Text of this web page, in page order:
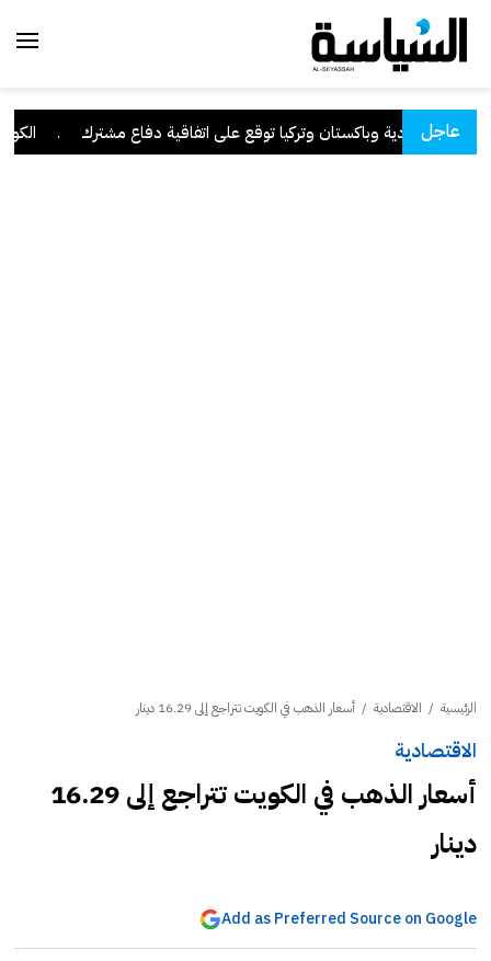
عاجل
السعودية وباكستان وتركيا توقع على اتفاقية دفاع مشترك
الرئيسية / الاقتصادية / أسعار الذهب في الكويت تتراجع إلى 16.29 دينار
الاقتصادية
أسعار الذهب في الكويت تتراجع إلى 16.29
دينار
Add as Preferred Source on Google